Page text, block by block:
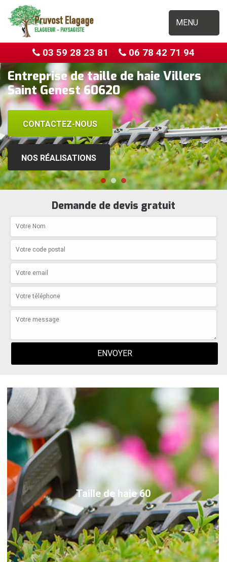
MENU
03 59 28 23 81 06 78 42 71 94
Entreprise de taille de haie Villers
Saint Genest 60620
CONTACTEZ-NOUS
NOS RÉALISATIONS
Demande de devis gratuit
Taille de haie 60